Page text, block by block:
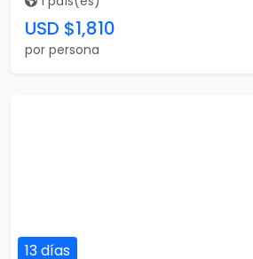
13 días / 13 noches
2 país(es)
USD $1,891
3 país(es)